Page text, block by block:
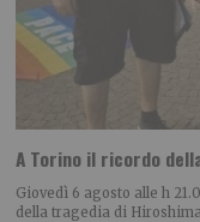
A Torino il ricordo
Giovedì 6 agosto alle h
della tragedia di